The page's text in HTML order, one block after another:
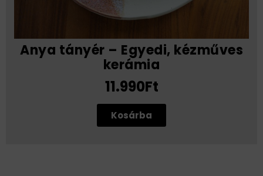
Anya tányér – Egyedi, kézműves
kerámia
11.990Ft
Kosárba